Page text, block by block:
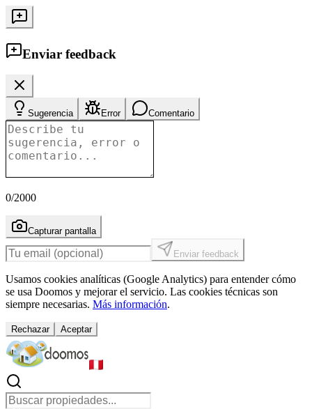
Enviar feedback
Sugerencia Error Comentario
0/2000
Capturar pantalla
Enviar feedback
Usamos cookies analíticas (Google Analytics) para entender cómo
se usa Doomos y mejorar el servicio. Las cookies técnicas son
siempre necesarias. Más información.
Rechazar Aceptar